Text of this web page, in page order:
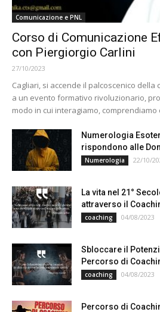
Comunicazione e PNL
Corso di Comunicazione
con Piergiorgio Carlini
27/10/2023
Cagliari, si accende il palcoscenico
a un evento formativo rivoluzionario,
modo in cui interagiamo, comprendiamo
Numerologia
rispondono alle
Numerologia 22/10/
La vita nel 21°
attraverso il
coaching 04/08/2023
Sbloccare il
Percorso di
coaching 04/08/2023
Percorso di